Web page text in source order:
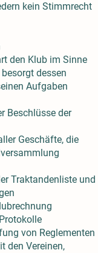
kein Stimmrecht
den Klub im Sinne
dessen
Aufgaben
Beschlüsse der
Geschäfte, die
Traktandenliste und
von Reglementen
den Vereinen,